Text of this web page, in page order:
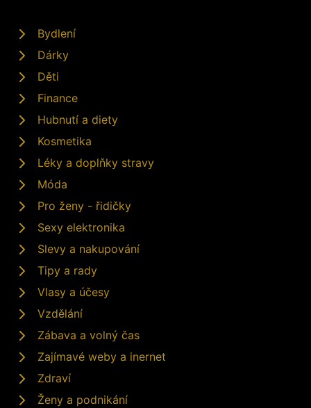
Bydlení
Dárky
Děti
Finance
Hubnutí a diety
Kosmetika
Léky a doplňky stravy
Móda
Pro ženy - řidičky
Sexy elektronika
Slevy a nakupování
Tipy a rady
Vlasy a účesy
Vzdělání
Zábava a volný čas
Zajímavé weby a inernet
Zdraví
Ženy a podnikání